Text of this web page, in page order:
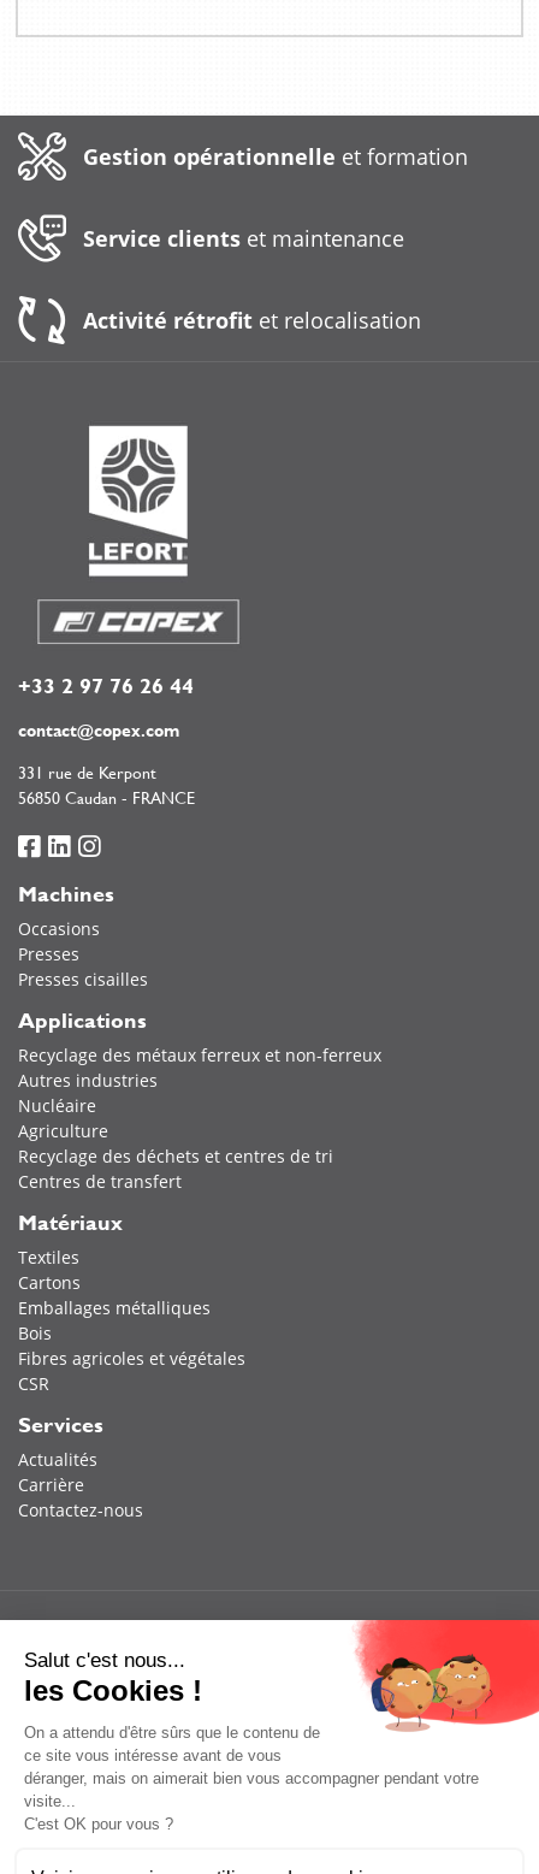
Gestion opérationnelle et formation
Service clients et maintenance
Activité rétrofit et relocalisation
+33 2 97 76 26 44
contact@copex.com
331 rue de Kerpont
56850 Caudan - FRANCE
Machines
Occasions
Presses
Presses cisailles
Applications
Recyclage des métaux ferreux et non-ferreux
Autres industries
Nucléaire
Agriculture
Recyclage des déchets et centres de tri
Centres de transfert
Matériaux
Textiles
Cartons
Emballages métalliques
Bois
Fibres agricoles et végétales
CSR
Services
Actualités
Carrière
Contactez-nous
Salut c'est nous...
les Cookies !
On a attendu d'être sûrs que le contenu de
ce site vous intéresse avant de vous
déranger, mais on aimerait bien vous accompagner pendant votre
visite...
C'est OK pour vous ?